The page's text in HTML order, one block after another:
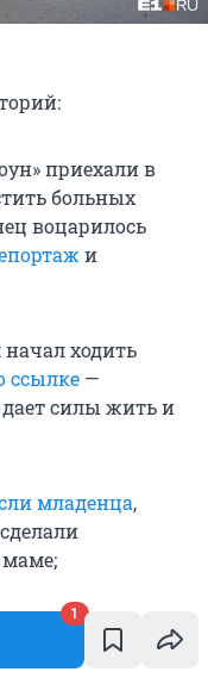
1
приехали в
больных
воцарилось
и
ходить
ссылке —
силы жить и
младенца,
о трех героях,
малыша.